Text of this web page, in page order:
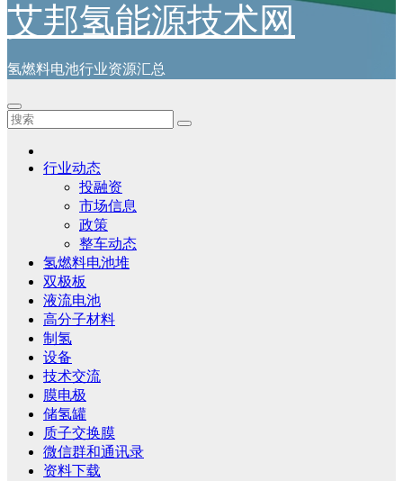
艾邦氢能源技术网
氢燃料电池行业资源汇总
行业动态
投融资
市场信息
政策
整车动态
氢燃料电池堆
双极板
液流电池
高分子材料
制氢
设备
技术交流
膜电极
储氢罐
质子交换膜
微信群和通讯录
资料下载